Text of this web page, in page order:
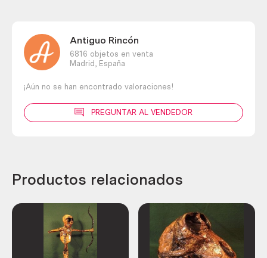
Antiguo Rincón
6816 objetos en venta
Madrid,
España
¡Aún no se han encontrado valoraciones!
PREGUNTAR AL VENDEDOR
Productos relacionados